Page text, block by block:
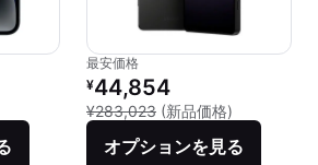
格：
新品との比較：¥95,800
最安価格
リファービッシュ品の価格：
¥44,854
¥283,023 (新品価格)
オプションを見る